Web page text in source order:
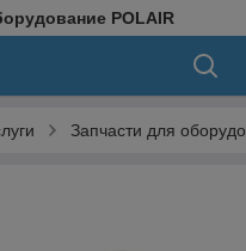
POLAIR
Запчасти для